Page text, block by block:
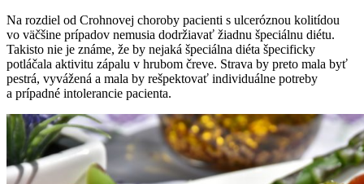
Na rozdiel od Crohnovej choroby pacienti s ulceróznou kolitídou
vo väčšine prípadov nemusia dodržiavať žiadnu špeciálnu diétu.
Takisto nie je známe, že by nejaká špeciálna diéta špecificky
potláčala aktivitu zápalu v hrubom čreve. Strava by preto mala byť
pestrá, vyvážená a mala by rešpektovať individuálne potreby
a prípadné intolerancie pacienta.